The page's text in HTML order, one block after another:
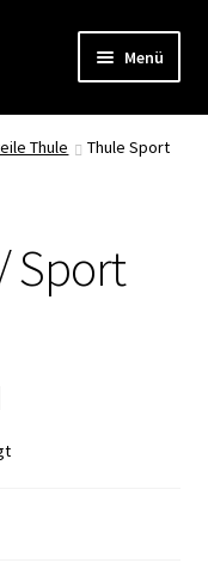
Menü
Thule
Thule Sport
Sport
Nach